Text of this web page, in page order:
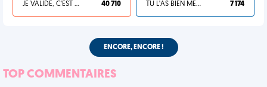
JE VALIDE, C'EST UNE VDM 40 710 TU L'AS BIEN MÉRITÉ 7 174
ENCORE, ENCORE !
TOP COMMENTAIRES